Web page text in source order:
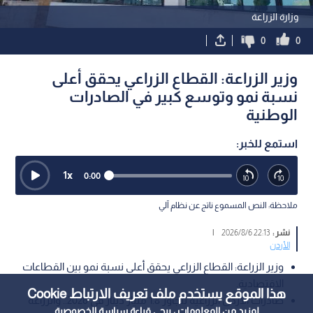
هذا الموقع يستخدم ملف تعريف الارتباط Cookie
وزارة الزراعة
0
0
وزير الزراعة: القطاع الزراعي يحقق أعلى
نسبة نمو وتوسع كبير في الصادرات
الوطنية
استمع للخبر:
0:00
1x
ملاحظة: النص المسموع ناتج عن نظام آلي
نشر :22:13 2026/8/6
الأردن
وزير الزراعة: القطاع الزراعي يحقق أعلى نسبة نمو بين القطاعات
صادرات الأردن الزراعية تتجاوز 1.8 مليار دينار في 2026.. والزراعة